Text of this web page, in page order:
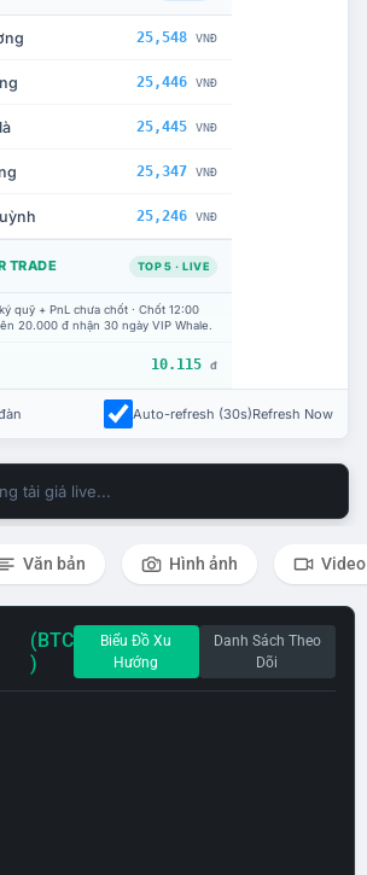
25,548 VNĐ
25,446 VNĐ
25,445 VNĐ
25,347 VNĐ
25,246 VNĐ
TRADE TOP 5 · LIVE
quỹ + PnL chưa chốt · Chốt 12:00
20.000 đ nhận 30 ngày VIP Whale.
10.115 đ
Auto-refresh (30s)Refresh Now
tải giá live...
Văn bản Hình ảnh Video
(BTC
)
Biểu Đồ Xu
Hướng
Danh Sách Theo
Dõi